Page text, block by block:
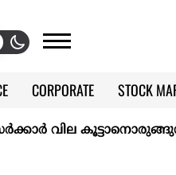
CORPORATE
STOCK
കൂട്ടാനൊരുങ്ങുന്നുവെന്ന്